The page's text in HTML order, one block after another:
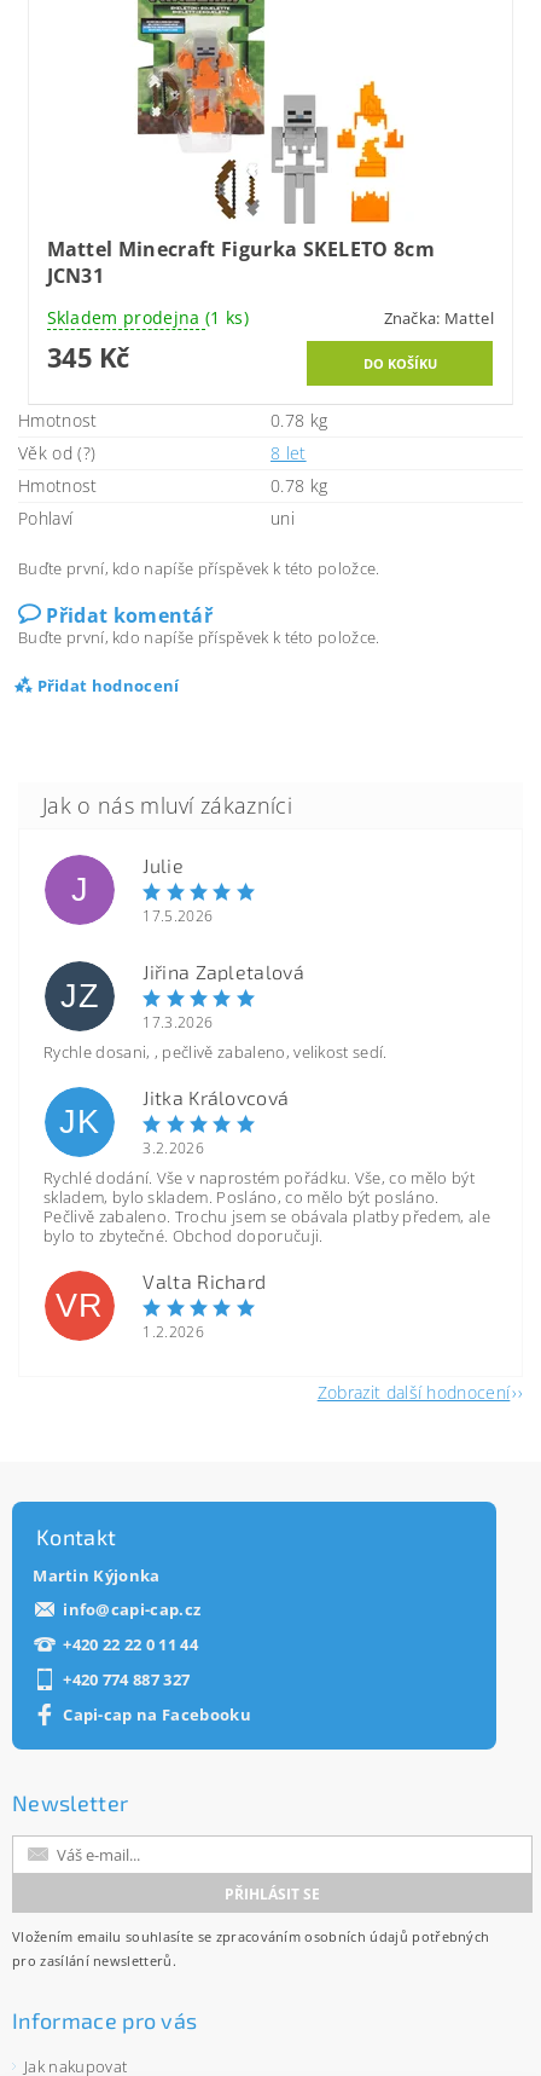
Mattel Minecraft Figurka SKELETO 8cm
JCN31
Skladem prodejna (1 ks) Značka: Mattel
345 Kč
Hmotnost
0.78 kg
Věk od (?)
8 let
Hmotnost
0.78 kg
Pohlaví
uni
Buďte první, kdo napíše příspěvek k této položce.
Přidat komentář
Buďte první, kdo napíše příspěvek k této položce.
Přidat hodnocení
J
Julie
17.5.2026
JZ
Jiřina Zapletalová
17.3.2026
Rychle dosani, , pečlivě zabaleno, velikost sedí.
JK
Jitka Královcová
3.2.2026
Rychlé dodání. Vše v naprostém pořádku. Vše, co mělo být
skladem, bylo skladem. Posláno, co mělo být posláno.
Pečlivě zabaleno. Trochu jsem se obávala platby předem, ale
bylo to zbytečné. Obchod doporučuji.
VR
Valta Richard
1.2.2026
Zobrazit další hodnocení
Kontakt
Martin Kýjonka
info@capi-cap.cz
+420 22 22 0 11 44
+420 774 887 327
Capi-cap na Facebooku
Newsletter
Vložením emailu souhlasíte se zpracováním osobních údajů potřebných
pro zasílání newsletterů.
Informace pro vás
Jak nakupovat